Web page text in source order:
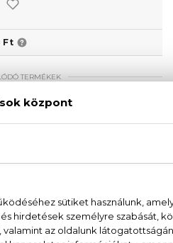
Ft
TERMÉKEK
napos visszaküldési